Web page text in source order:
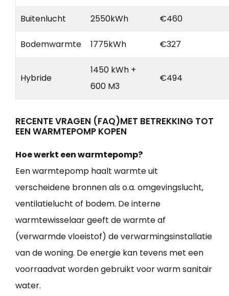
Buitenlucht 2550kWh €460
Bodemwarmte 1775kWh €327
Hybride
1450 kWh +
600 M3
€494
RECENTE VRAGEN (FAQ)MET BETREKKING TOT
EEN WARMTEPOMP KOPEN
Hoe werkt een warmtepomp?
Een warmtepomp haalt warmte uit
verscheidene bronnen als o.a. omgevingslucht,
ventilatielucht of bodem. De interne
warmtewisselaar geeft de warmte af
(verwarmde vloeistof) de verwarmingsinstallatie
van de woning. De energie kan tevens met een
voorraadvat worden gebruikt voor warm sanitair
water.